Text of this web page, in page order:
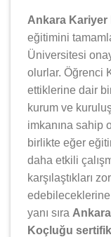
Ankara
eğitimini
Üniversitesi
olurlar. Öğrenci
ettiklerine dair
kurum ve
imkanına sahip
birlikte eğer
daha etkili
karşılaştıkları
yanı sıra
Koçluğu